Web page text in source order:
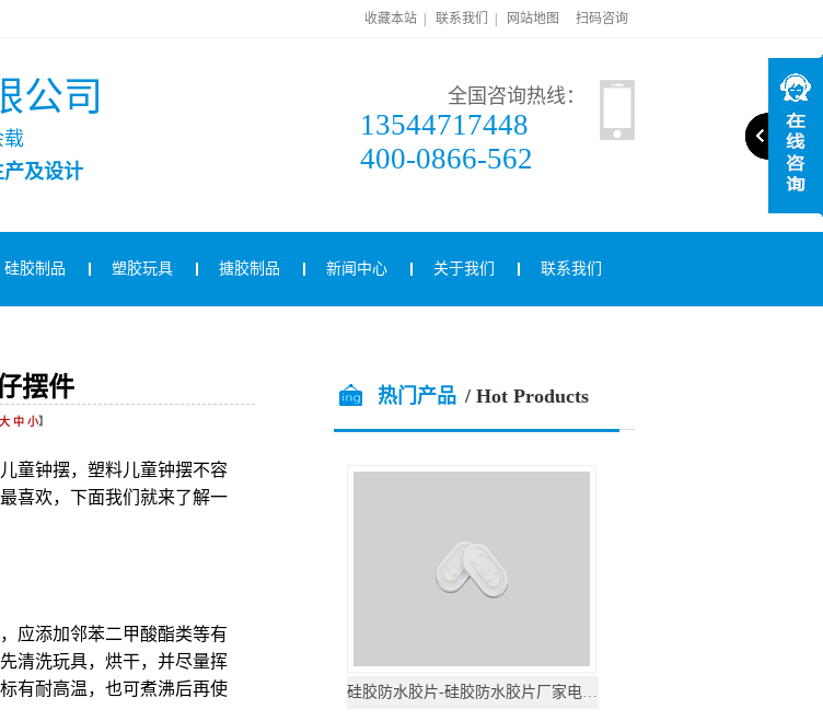
收藏本站 联系我们 网站地图 扫码咨询
公司
及设计
全国咨询热线：
13544717448
400-0866-562
硅胶制品 塑胶玩具 搪胶制品 新闻中心 关于我们 联系我们
摆件
大 中 小】
童钟摆，塑料儿童钟摆不容
喜欢，下面我们就来了解一
应添加邻苯二甲酸酯类等有
清洗玩具，烘干，并尽量挥
有耐高温，也可煮沸后再使
热门产品 / Hot Products
硅胶防水胶片-硅胶防水胶片厂家电话地址